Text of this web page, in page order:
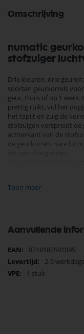
Omschrijving
numatic
stofzuiger
Drie kleuren, drie
soorten geurkorrels
geur, thuis of op ‘t
prettig ruikt, vul het
het tapijt en zuig de
stofzuigen verspreidt
achterkant van de
de geurkorrels nare
Numatic zuigmond
Numatic zuigbuis
Numatic slang wartel
Numatic koolborstel
Numatic snoer
Toon meer
Aanvullende
Meer
informatie
8718182591095
2-5
1 stuk